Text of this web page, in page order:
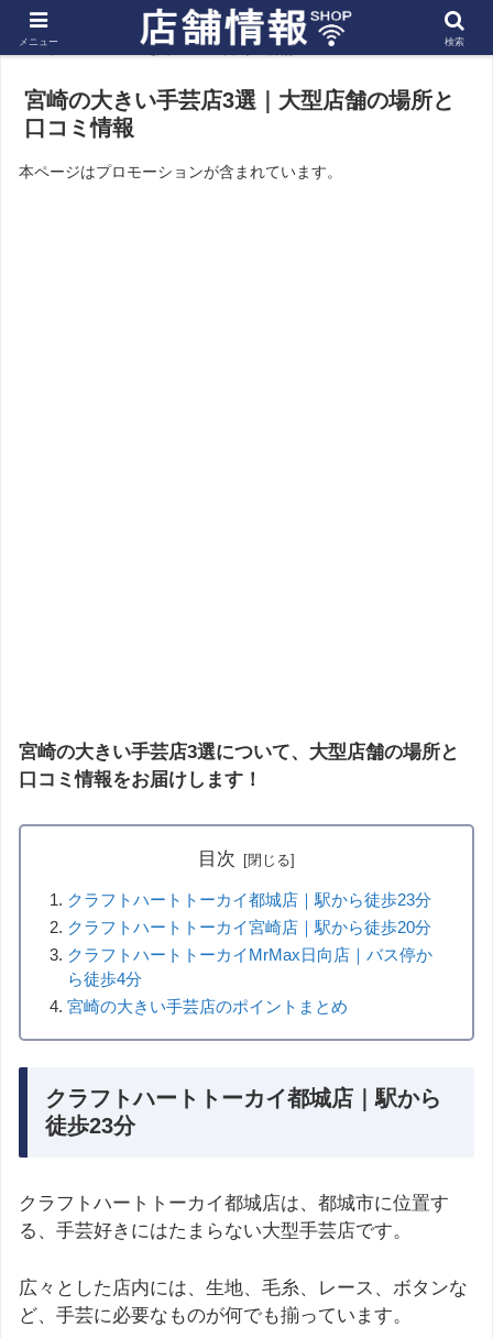
ホーム 九州 宮崎の店舗
宮崎の大きい手芸店3選｜大型店舗の場所と
口コミ情報
本ページはプロモーションが含まれています。
宮崎の大きい手芸店3選について、大型店舗の場所と
口コミ情報をお届けします！
目次
クラフトハートトーカイ都城店｜駅から徒歩23分
クラフトハートトーカイ宮崎店｜駅から徒歩20分
クラフトハートトーカイMrMax日向店｜バス停か
ら徒歩4分
宮崎の大きい手芸店のポイントまとめ
クラフトハートトーカイ都城店｜駅から
徒歩23分
クラフトハートトーカイ都城店は、都城市に位置す
る、手芸好きにはたまらない大型手芸店です。
広々とした店内には、生地、毛糸、レース、ボタンな
ど、手芸に必要なものが何でも揃っています。
メニュー 検索